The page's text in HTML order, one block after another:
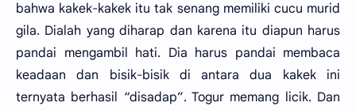
bahwa kakek-kakek itu tak senang memiliki cucu murid
gila. Dialah yang diharap dan karena itu diapun harus
pandai mengambil hati. Dia harus pandai membaca
keadaan dan bisik-bisik di antara dua kakek ini
ternyata berhasil “disadap”. Togur memang licik. Dan